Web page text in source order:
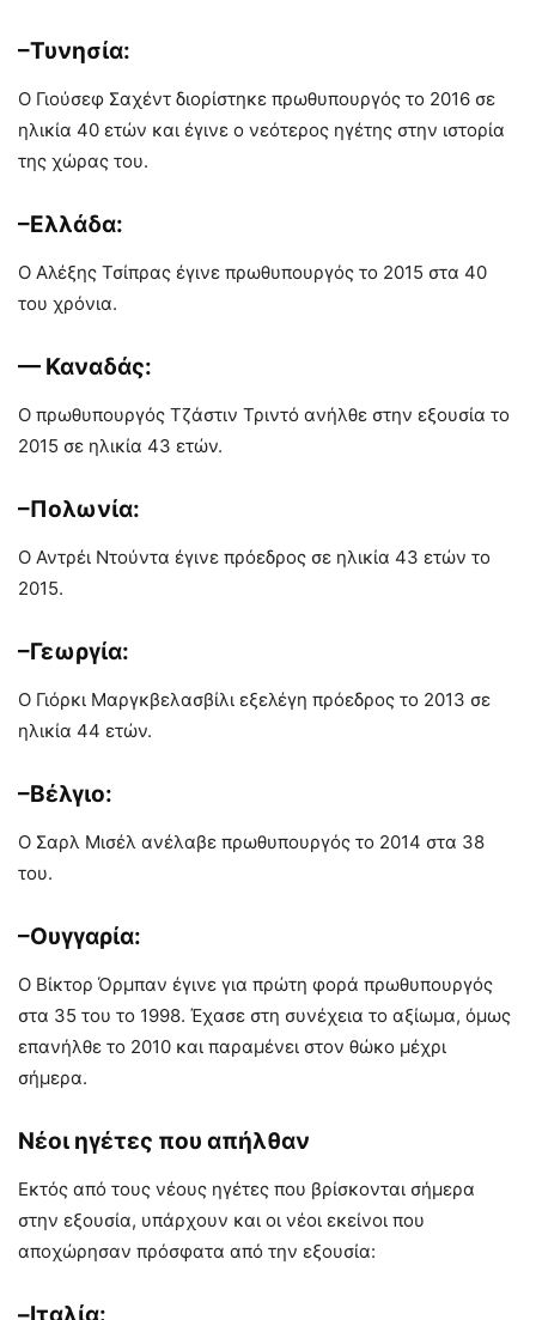
–Τυνησία:
Ο Γιούσεφ Σαχέντ διορίστηκε πρωθυπουργός το 2016 σε
ηλικία 40 ετών και έγινε ο νεότερος ηγέτης στην ιστορία
της χώρας του.
–Ελλάδα:
Ο Αλέξης Τσίπρας έγινε πρωθυπουργός το 2015 στα 40
του χρόνια.
— Καναδάς:
Ο πρωθυπουργός Τζάστιν Τριντό ανήλθε στην εξουσία το
2015 σε ηλικία 43 ετών.
–Πολωνία:
Ο Αντρέι Ντούντα έγινε πρόεδρος σε ηλικία 43 ετών το
2015.
–Γεωργία:
Ο Γιόρκι Μαργκβελασβίλι εξελέγη πρόεδρος το 2013 σε
ηλικία 44 ετών.
–Βέλγιο:
Ο Σαρλ Μισέλ ανέλαβε πρωθυπουργός το 2014 στα 38
του.
–Ουγγαρία:
Ο Βίκτορ Όρμπαν έγινε για πρώτη φορά πρωθυπουργός
στα 35 του το 1998. Έχασε στη συνέχεια το αξίωμα, όμως
επανήλθε το 2010 και παραμένει στον θώκο μέχρι
σήμερα.
Νέοι ηγέτες που απήλθαν
Εκτός από τους νέους ηγέτες που βρίσκονται σήμερα
στην εξουσία, υπάρχουν και οι νέοι εκείνοι που
αποχώρησαν πρόσφατα από την εξουσία: